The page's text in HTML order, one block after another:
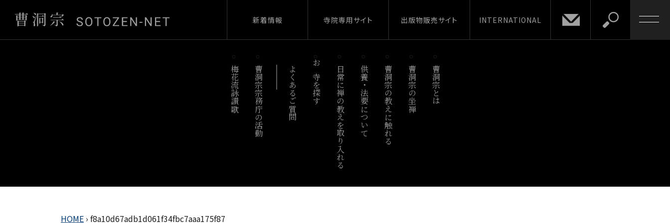
新着情報 寺院専用サイト 出版物販売サイト INTERNATIONAL
梅花流詠讃歌 曹洞宗宗務庁の活動 よくあるご質問 お寺を探す 日常に禅の教えを取り入れる 供養・法要について 曹洞宗の教えに触れる 曹洞宗の坐禅 曹洞宗とは
HOME › f8a10d67adb1d061f34fbc7aaa175f87